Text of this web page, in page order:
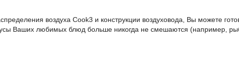
воздуха Cook3 и конструкции воздуховода, Вы можете
Ваших любимых блюд больше никогда не смешаются (например,